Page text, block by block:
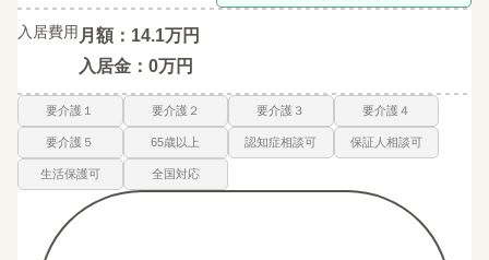
入居費用 月額：14.1万円
入居金：0万円
要介護１ 要介護２ 要介護３ 要介護４
要介護５ 65歳以上 認知症相談可 保証人相談可
生活保護可 全国対応